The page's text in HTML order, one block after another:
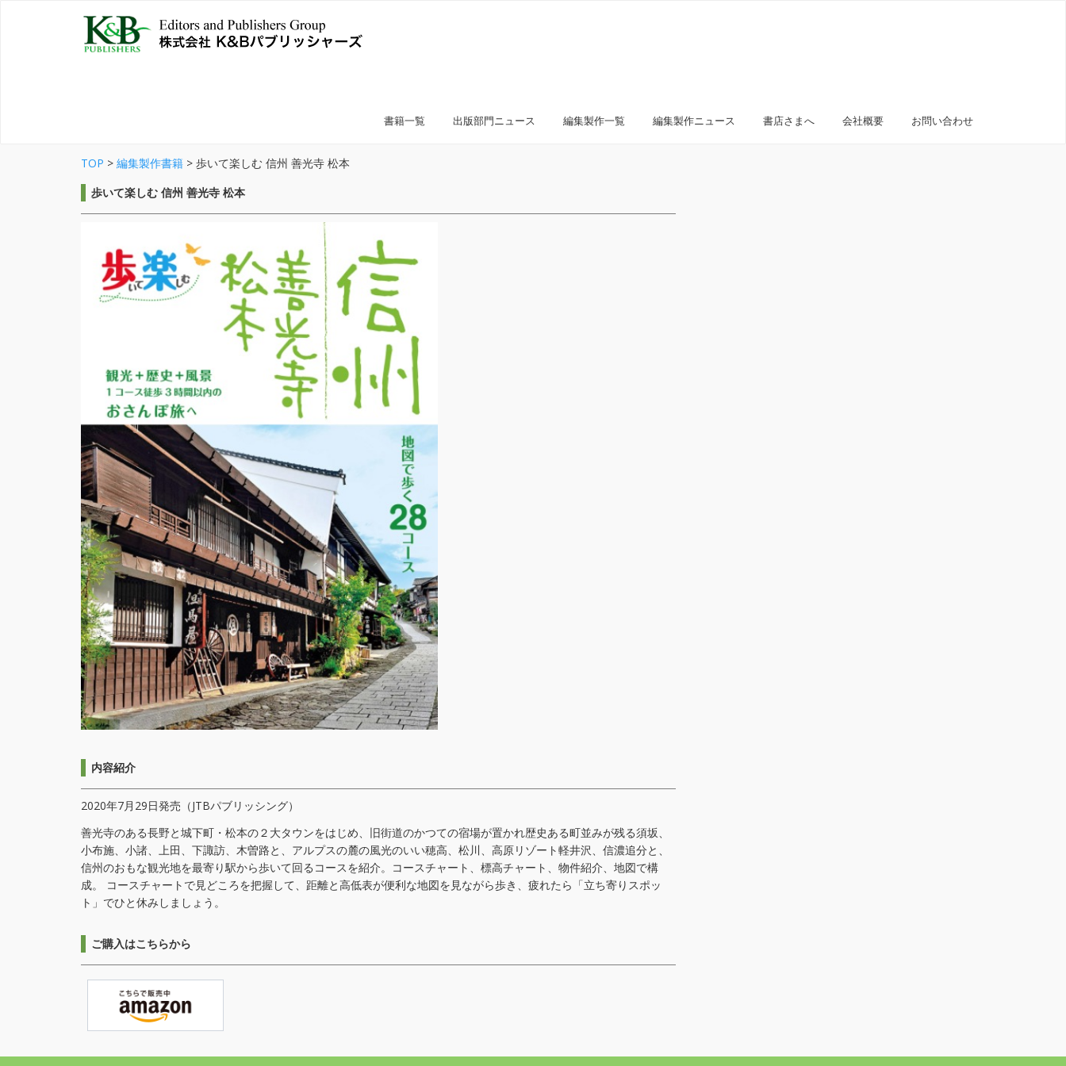
書籍一覧 出版部門ニュース 編集製作一覧 編集製作ニュース 書店さまへ 会社概要 お問い合わせ
TOP > 編集製作書籍 > 歩いて楽しむ 信州 善光寺 松本
歩いて楽しむ 信州 善光寺 松本
内容紹介
2020年7月29日発売（JTBパブリッシング）
善光寺のある長野と城下町・松本の２大タウンをはじめ、旧街道のかつての宿場が置かれ歴史ある町並みが残る須坂、
小布施、小諸、上田、下諏訪、木曽路と、アルプスの麓の風光のいい穂高、松川、高原リゾート軽井沢、信濃追分と、
信州のおもな観光地を最寄り駅から歩いて回るコースを紹介。コースチャート、標高チャート、物件紹介、地図で構
成。 コースチャートで見どころを把握して、距離と高低表が便利な地図を見ながら歩き、疲れたら「立ち寄りスポッ
ト」でひと休みしましょう。
ご購入はこちらから